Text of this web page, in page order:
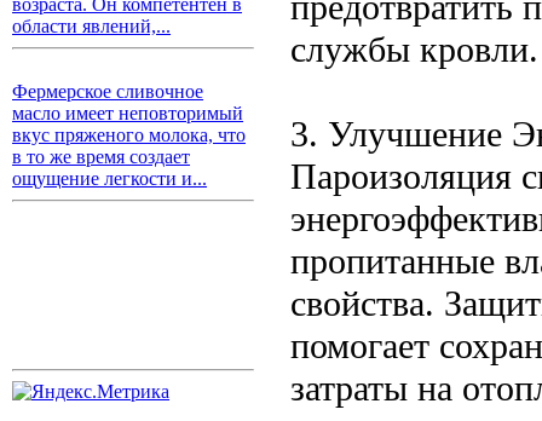
возраста. Он компетентен в
области явлений,...
Фермерское сливочное
масло имеет неповторимый
вкус пряженого молока, что
в то же время создает
ощущение легкости и...
службы кровли.
3. Улучшение
Пароизоляция
пропитанные
свойства.
помогает
затраты на